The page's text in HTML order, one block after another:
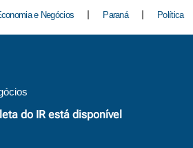
e Negócios Paraná Política
do IR está disponível